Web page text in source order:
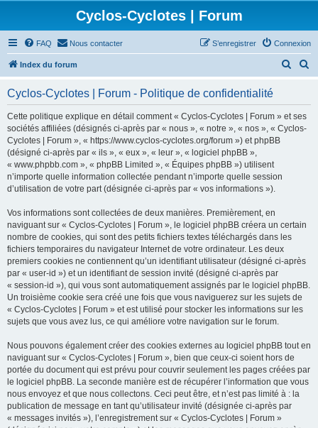
Cyclos-Cyclotes | Forum
FAQ Nous contacter Connexion
S’enregistrer
Index du forum
h
e
Cyclos-Cyclotes | Forum - Politique de confidentialité
Cette politique explique en détail comment « Cyclos-Cyclotes | Forum » et ses
sociétés affiliées (désignés ci-après par « nous », « notre », « nos », « Cyclos-
Cyclotes | Forum », « https://www.cyclos-cyclotes.org/forum ») et phpBB
(désigné ci-après par « ils », « eux », « leur », « logiciel phpBB »,
« www.phpbb.com », « phpBB Limited », « Équipes phpBB ») utilisent
n’importe quelle information collectée pendant n’importe quelle session
d’utilisation de votre part (désignée ci-après par « vos informations »).
Vos informations sont collectées de deux manières. Premièrement, en
naviguant sur « Cyclos-Cyclotes | Forum », le logiciel phpBB créera un certain
nombre de cookies, qui sont des petits fichiers textes téléchargés dans les
fichiers temporaires du navigateur Internet de votre ordinateur. Les deux
premiers cookies ne contiennent qu’un identifiant utilisateur (désigné ci-après
par « user-id ») et un identifiant de session invité (désigné ci-après par
« session-id »), qui vous sont automatiquement assignés par le logiciel phpBB.
Un troisième cookie sera créé une fois que vous naviguerez sur les sujets de
« Cyclos-Cyclotes | Forum » et est utilisé pour stocker les informations sur les
sujets que vous avez lus, ce qui améliore votre navigation sur le forum.
Nous pouvons également créer des cookies externes au logiciel phpBB tout en
naviguant sur « Cyclos-Cyclotes | Forum », bien que ceux-ci soient hors de
portée du document qui est prévu pour couvrir seulement les pages créées par
le logiciel phpBB. La seconde manière est de récupérer l’information que vous
nous envoyez et que nous collectons. Ceci peut être, et n’est pas limité à : la
publication de message en tant qu’utilisateur invité (désignée ci-après par
« messages invités »), l’enregistrement sur « Cyclos-Cyclotes | Forum »